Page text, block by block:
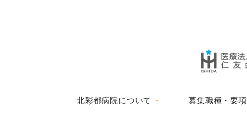
北彩都病院について 募集職種・要項